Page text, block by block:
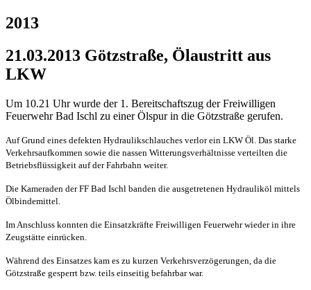
2013
21.03.2013 Götzstraße, Ölaustritt aus
LKW
Um 10.21 Uhr wurde der 1. Bereitschaftszug der Freiwilligen
Feuerwehr Bad Ischl zu einer Ölspur in die Götzstraße gerufen.
Auf Grund eines defekten Hydraulikschlauches verlor ein LKW Öl. Das starke
Verkehrsaufkommen sowie die nassen Witterungsverhältnisse verteilten die
Betriebsflüssigkeit auf der Fahrbahn weiter.
Die Kameraden der FF Bad Ischl banden die ausgetretenen Hydrauliköl mittels
Ölbindemittel.
Im Anschluss konnten die Einsatzkräfte Freiwilligen Feuerwehr wieder in ihre
Zeugstätte einrücken.
Während des Einsatzes kam es zu kurzen Verkehrsverzögerungen, da die
Götzstraße gesperrt bzw. teils einseitig befahrbar war.